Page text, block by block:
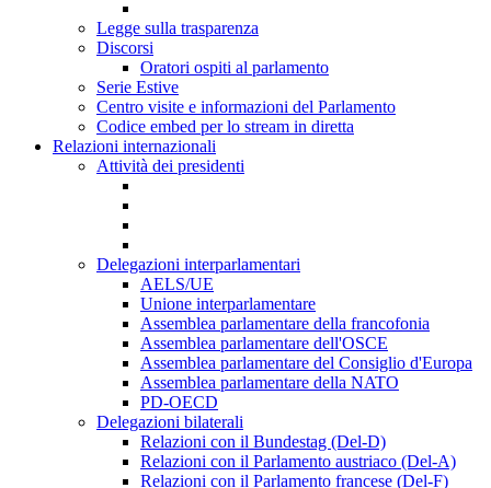
Legge sulla trasparenza
Discorsi
Oratori ospiti al parlamento
Serie Estive
Centro visite e informazioni del Parlamento
Codice embed per lo stream in diretta
Relazioni internazionali
Attività dei presidenti
Delegazioni interparlamentari
AELS/UE
Unione interparlamentare
Assemblea parlamentare della francofonia
Assemblea parlamentare dell'OSCE
Assemblea parlamentare del Consiglio d'Europa
Assemblea parlamentare della NATO
PD-OECD
Delegazioni bilaterali
Relazioni con il Bundestag (Del-D)
Relazioni con il Parlamento austriaco (Del-A)
Relazioni con il Parlamento francese (Del-F)